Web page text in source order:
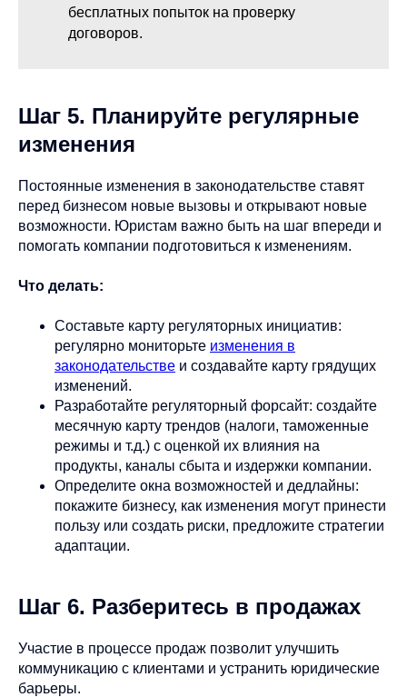
бесплатных попыток на проверку
договоров.
Шаг 5. Планируйте регулярные
изменения
Постоянные изменения в законодательстве ставят
перед бизнесом новые вызовы и открывают новые
возможности. Юристам важно быть на шаг впереди и
помогать компании подготовиться к изменениям.
Что делать:
Составьте карту регуляторных инициатив:
регулярно мониторьте изменения в
законодательстве и создавайте карту грядущих
изменений.
Разработайте регуляторный форсайт: создайте
месячную карту трендов (налоги, таможенные
режимы и т.д.) с оценкой их влияния на
продукты, каналы сбыта и издержки компании.
Определите окна возможностей и дедлайны:
покажите бизнесу, как изменения могут принести
пользу или создать риски, предложите стратегии
адаптации.
Шаг 6. Разберитесь в продажах
Участие в процессе продаж позволит улучшить
коммуникацию с клиентами и устранить юридические
барьеры.